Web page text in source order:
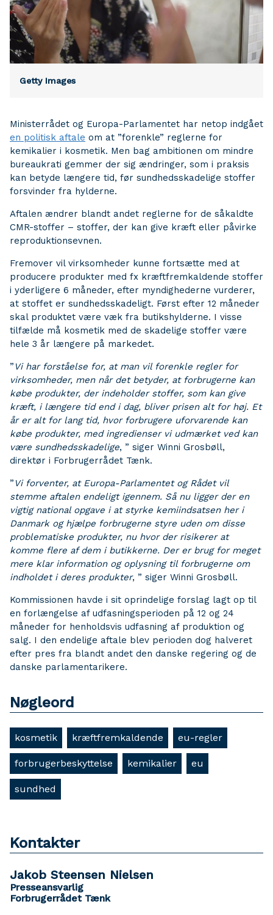
Getty Images
Ministerrådet og Europa-Parlamentet har netop indgået
en politisk aftale om at ”forenkle” reglerne for
kemikalier i kosmetik. Men bag ambitionen om mindre
bureaukrati gemmer der sig ændringer, som i praksis
kan betyde længere tid, før sundhedsskadelige stoffer
forsvinder fra hylderne.
Aftalen ændrer blandt andet reglerne for de såkaldte
CMR-stoffer – stoffer, der kan give kræft eller påvirke
reproduktionsevnen.
Fremover vil virksomheder kunne fortsætte med at
producere produkter med fx kræftfremkaldende stoffer
i yderligere 6 måneder, efter myndighederne vurderer,
at stoffet er sundhedsskadeligt. Først efter 12 måneder
skal produktet være væk fra butikshylderne. I visse
tilfælde må kosmetik med de skadelige stoffer være
hele 3 år længere på markedet.
” Vi har forståelse for, at man vil forenkle regler for
virksomheder, men når det betyder, at forbrugerne kan
købe produkter, der indeholder stoffer, som kan give
kræft, i længere tid end i dag, bliver prisen alt for høj. Et
år er alt for lang tid, hvor forbrugere uforvarende kan
købe produkter, med ingredienser vi udmærket ved kan
være sundhedsskadelige, ” siger Winni Grosbøll,
direktør i Forbrugerrådet Tænk.
” Vi forventer, at Europa-Parlamentet og Rådet vil
stemme aftalen endeligt igennem. Så nu ligger der en
vigtig national opgave i at styrke kemiindsatsen her i
Danmark og hjælpe forbrugerne styre uden om disse
problematiske produkter, nu hvor der risikerer at
komme flere af dem i butikkerne. Der er brug for meget
mere klar information og oplysning til forbrugerne om
indholdet i deres produkter, ” siger Winni Grosbøll.
Kommissionen havde i sit oprindelige forslag lagt op til
en forlængelse af udfasningsperioden på 12 og 24
måneder for henholdsvis udfasning af produktion og
salg. I den endelige aftale blev perioden dog halveret
efter pres fra blandt andet den danske regering og de
danske parlamentarikere.
Nøgleord
kosmetik kræftfremkaldende eu-regler
forbrugerbeskyttelse kemikalier eu
sundhed
Kontakter
Jakob Steensen Nielsen
Presseansvarlig
Forbrugerrådet Tænk